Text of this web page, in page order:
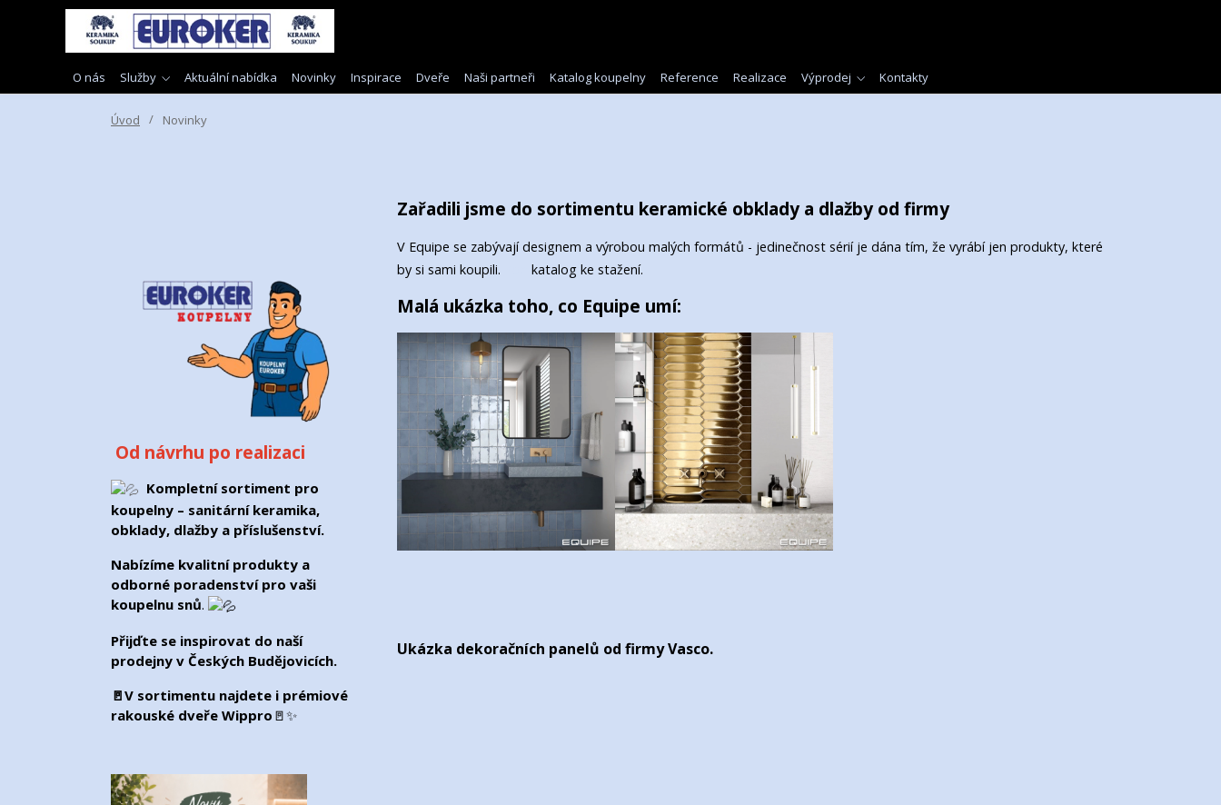
O nás Služby Aktuální nabídka Novinky Inspirace Dveře Naši partneři Katalog koupelny Reference Realizace Výprodej Kontakty
Úvod Novinky
Od návrhu po realizaci
Kompletní sortiment pro
koupelny – sanitární keramika,
obklady, dlažby a příslušenství.
Nabízíme kvalitní produkty a
odborné poradenství pro vaši
koupelnu snů.
Přijďte se inspirovat do naší
prodejny v Českých Budějovicích.
🚪V sortimentu najdete i prémiové
rakouské dveře Wippro 🚪✨
Zařadili jsme do sortimentu keramické obklady a dlažby od firmy
V Equipe se zabývají designem a výrobou malých formátů - jedinečnost sérií je dána tím, že vyrábí jen produkty, které
by si sami koupili.
katalog ke stažení.
Malá ukázka toho, co Equipe umí:
Ukázka dekoračních panelů od firmy Vasco.